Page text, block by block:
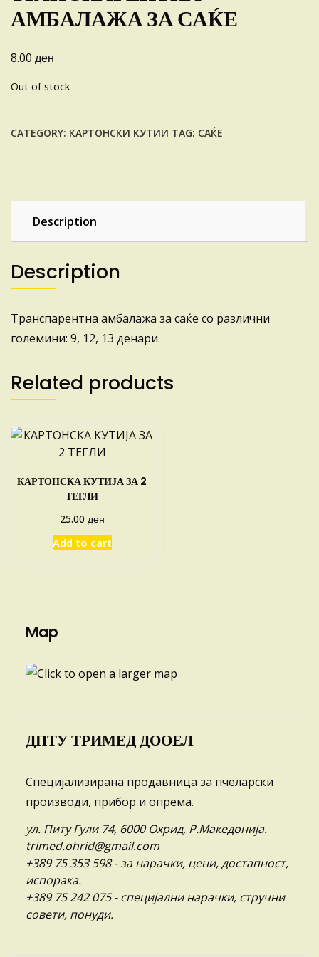
АМБАЛАЖА ЗА САЌЕ
8.00 ден
Out of stock
CATEGORY: КАРТОНСКИ КУТИИ TAG: САЌЕ
Description
Description
Транспарентна амбалажа за саќе со различни
големини: 9, 12, 13 денари.
Related products
КАРТОНСКА КУТИЈА ЗА 2
ТЕГЛИ
25.00 ден
Add to cart
Map
ДПТУ ТРИМЕД ДООЕЛ
Специјализирана продавница за пчеларски
производи, прибор и опрема.
ул. Питу Гули 74, 6000 Охрид, Р.Македонија.
trimed.ohrid@gmail.com
+389 75 353 598- за нарачки, цени, достапност,
испорака.
+389 75 242 075- специјални нарачки, стручни
совети, понуди.